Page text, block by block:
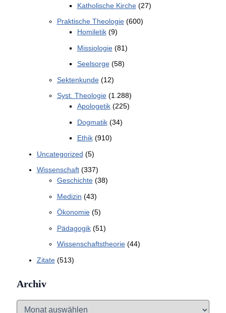
Katholische Kirche(27)
Praktische Theologie(600)
Homiletik(9)
Missiologie(81)
Seelsorge(58)
Sektenkunde(12)
Syst. Theologie(1.288)
Apologetik(225)
Dogmatik(34)
Ethik(910)
Uncategorized (5)
Wissenschaft(337)
Geschichte(38)
Medizin (43)
Ökonomie(5)
Pädagogik(51)
Wissenschaftstheorie(44)
Zitate(513)
Archiv